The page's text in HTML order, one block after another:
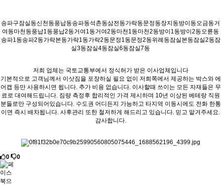
송파구잠실동신천동풍납동송파동석촌동삼전동가락동문정동장지동방이동오금동거
여동마천동풍납1동풍납2동거여1동거여2동마천1동마천2동방이1동방이2동오륜동
송파1동송파2동가락본동가락1동가락2동문정1동문정2동위례동잠실본동잠실2동잠
실3동잠실4동잠실6동잠실7동
저희 업체는 국토교통부에서 정식허가 받은 이사업체입니다
기본적으로 고객님께서 이삿짐을 포장하실 필요 없이 저희쪽에서 제공하는 박스와 에
어캡 등만 사용하시면 됩니다. 추가 비용 없습니다. 이사할때 쓰이는 모든 자재들은 무
료로 대여해드립니다. 짐량 측정후 합리적인 가격 제시하며 10년 이상된 베테랑 직원
분들로만 구성되어있습니다. 수도권 어디든지 가능하고 타지역 이동시에도 전화 한통
이면 즉시 배차됩니다. 사후관리 또한 철저하게 해드리고 있습니다. 믿고 맡겨주세요.
감사합니다.
0 0